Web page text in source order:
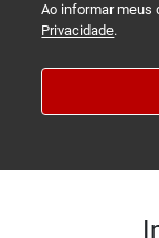
Ao informar meus
Privacidade.